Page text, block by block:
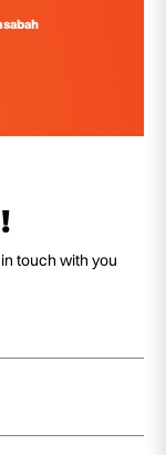
touch with you